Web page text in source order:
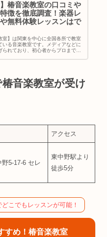
】椿音楽教室の口コミや
徴を徹底調査！楽器レ
無料体験レッスンはで
室】は関東を中心に全国各所で教室
いる音楽教室です。メディアなどに
られており、初心者からプロまで通
音楽教室が受け
アクセス
5-17-6 セレ
東中野駅より
徒歩5分
こでもレッスンが可能！
すめ！椿音楽教室